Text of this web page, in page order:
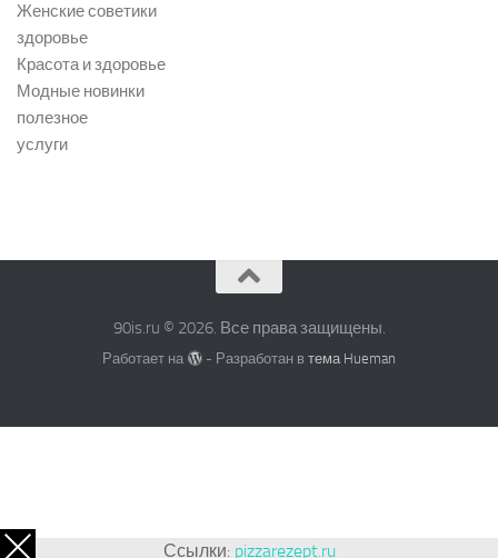
Женские советики
здоровье
Красота и здоровье
Модные новинки
полезное
услуги
90is.ru © 2026. Все права защищены.
Работает на - Разработан в тема Hueman
Ссылки: pizzarezept.ru